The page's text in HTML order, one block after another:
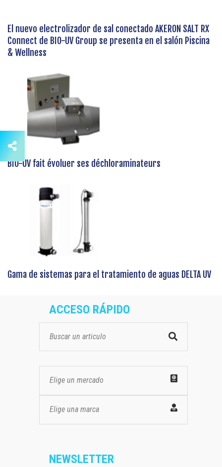
El nuevo electrolizador de sal conectado AKERON SALT RX
Connect de BIO-UV Group se presenta en el salón Piscina
& Wellness
BIO-UV fait évoluer ses déchloraminateurs
Gama de sistemas para el tratamiento de aguas DELTA UV
ACCESO RÁPIDO
Elige un mercado
Elige una marca
NEWSLETTER